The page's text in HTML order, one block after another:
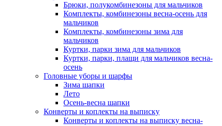
Брюки, полукомбинезоны для мальчиков
Комплекты, комбинезоны весна-осень для
мальчиков
Комплекты, комбинезоны зима для
мальчиков
Куртки, парки зима для мальчиков
Куртки, парки, плащи для мальчиков весна-
осень
Головные уборы и шарфы
Зима шапки
Лето
Осень-весна шапки
Конверты и коплекты на выписку
Конверты и коплекты на выписку весна-